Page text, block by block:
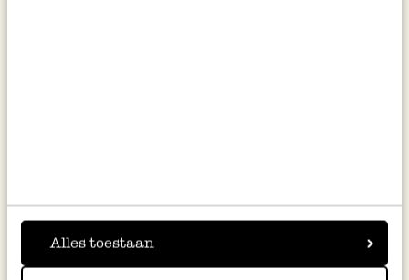
Alles toestaan
Kaart, World Animal
Kaart, eekhoorntjes vieren